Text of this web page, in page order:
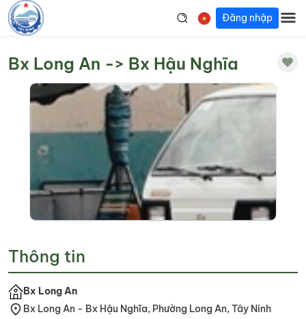
Đăng nhập
Bx Long An -> Bx Hậu Nghĩa
Thông tin
Bx Long An
Bx Long An - Bx Hậu Nghĩa, Phường Long An, Tây Ninh